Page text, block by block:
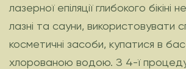
лазерної епіляції глибокого бікіні
лазні та сауни, використовувати
косметичні засоби, купатися в
хлорованою водою. З 4-ї